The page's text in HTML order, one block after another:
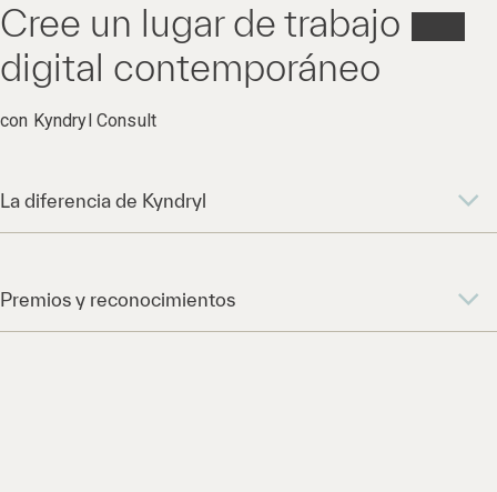
Cree un lugar de trabajo
digital contemporáneo
con Kyndryl Consult
La diferencia de Kyndryl
Premios y reconocimientos